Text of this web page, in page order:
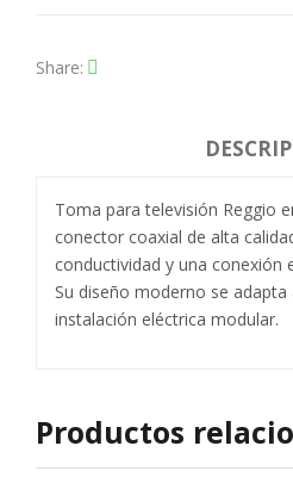
Share
Toma para televisión Reggio
conector coaxial de alta
conductividad y una conexión
Su diseño moderno se
instalación eléctrica modular.
Productos